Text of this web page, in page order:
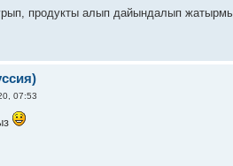
продукты алып дайындалып
07:53